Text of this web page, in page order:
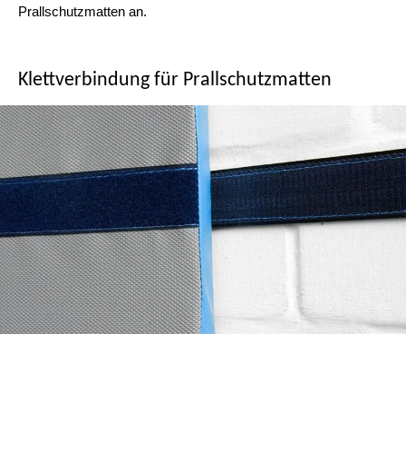
Prallschutzmatten an.
Klettverbindung für Prallschutzmatten